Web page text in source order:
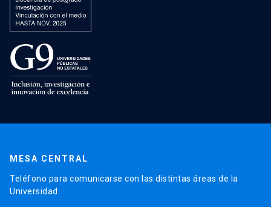
MESA CENTRAL
Teléfono para comunicarse con las distintas áreas de la
Universidad.